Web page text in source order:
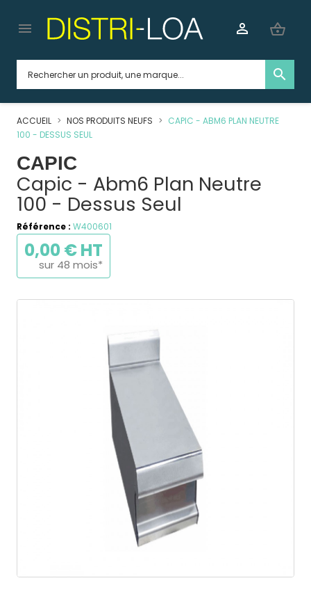
search
 shopping_basket

ACCUEIL NOS PRODUITS NEUFS
CAPIC - ABM6 PLAN NEUTRE
100 - DESSUS SEUL
CAPIC
Capic - Abm6 Plan Neutre
100 - Dessus Seul
Référence : W400601
0,00 € HT
sur 48 mois*